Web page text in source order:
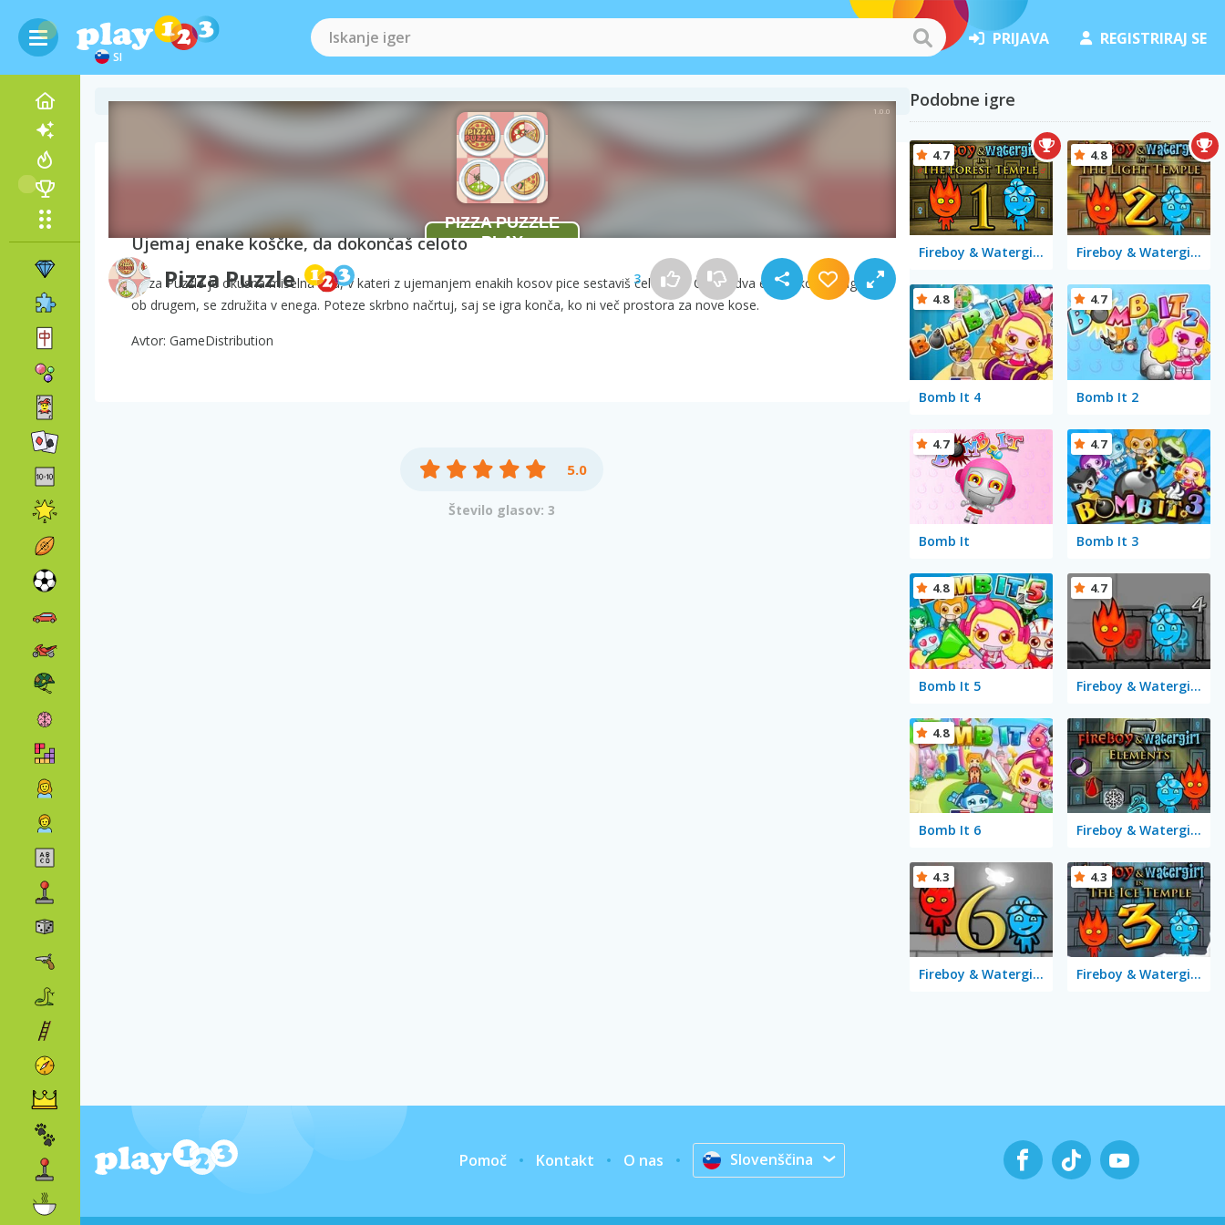
SI
PRIJAVA REGISTRIRAJ SE
Pizza Puzzle 3
O igri Pizza Puzzle
Ujemaj enake koščke, da dokončaš celoto
Pizza Puzzle je okusna miselna igra, v kateri z ujemanjem enakih kosov pice sestaviš celo pico. Če sta dva enaka kosa drug
ob drugem, se združita v enega. Poteze skrbno načrtuj, saj se igra konča, ko ni več prostora za nove kose.
Avtor: GameDistribution
5.0
Število glasov: 3
Podobne igre
Fireboy & Watergirl in The Forest Temple
4.7
Fireboy & Watergirl 2 in The Light Temple
4.8
Bomb It 4
4.8
Bomb It 2
4.7
Bomb It
4.7
Bomb It 3
4.7
Bomb It 5
4.8
Fireboy & Watergirl 4 in The Crystal Temple
4.7
Bomb It 6
4.8
Fireboy & Watergirl 5 Elements
Fireboy & Watergirl 6: Fairy Tales
4.3
Fireboy & Watergirl 3 in the Ice Temple
4.3
Pomoč Kontakt O nas Slovenščina